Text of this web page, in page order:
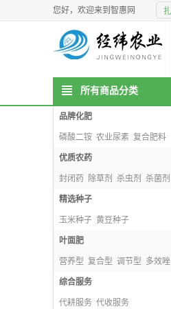
您好，欢迎来到智惠网
所有商品分类
品牌化肥
磷酸二铵 农业尿素 复合肥料
掺混肥料
优质农药
封闭药 除草剂 杀虫剂 杀菌剂
精选种子
玉米种子 黄豆种子
种子包衣剂
叶面肥
营养型 复合型 调节型 多效唑
综合服务
代耕服务 代收服务